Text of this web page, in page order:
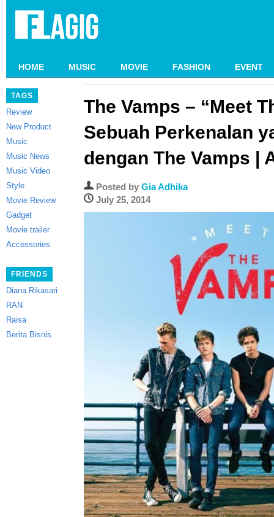
HOME MUSIC MOVIE FASHION EVENT
TAGS
Review
New Product
Music
Music News
Music Video
Style
Movie Review
Gadget
Movie trailer
Accessories
FRIENDS
Diana Rikasari
RAN
Raisa
Berita Bisnis
The Vamps – “Meet
Sebuah Perkenalan
dengan The Vamps |
Posted by Gia Adhika
July 25, 2014